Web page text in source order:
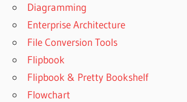
Diagramming
Enterprise Architecture
File Conversion Tools
Flipbook
Flipbook & Pretty Bookshelf
Flowchart